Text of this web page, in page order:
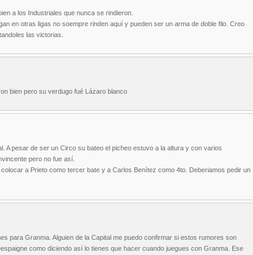
a los Industriales que nunca se rindieron.
en otras ligas no soempre rinden aquí y pueden ser un arma de doble filo. Creo
las victorias.
bien pero su verdugo fué Lázaro blanco
A pesar de ser un Circo su bateo el picheo estuvo a la altura y con varios
pero no fue así.
a Prieto como tercer bate y a Carlos Benítez como 4to. Deberiamos pedir un
para Granma. Alguien de la Capital me puedo confirmar si estos rumores son
como diciendo así lo tienes que hacer cuando juegues con Granma. Ese